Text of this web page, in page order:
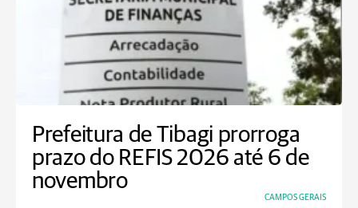
Prefeitura de Tibagi prorroga
prazo do REFIS 2026 até 6 de
novembro
CAMPOS GERAIS